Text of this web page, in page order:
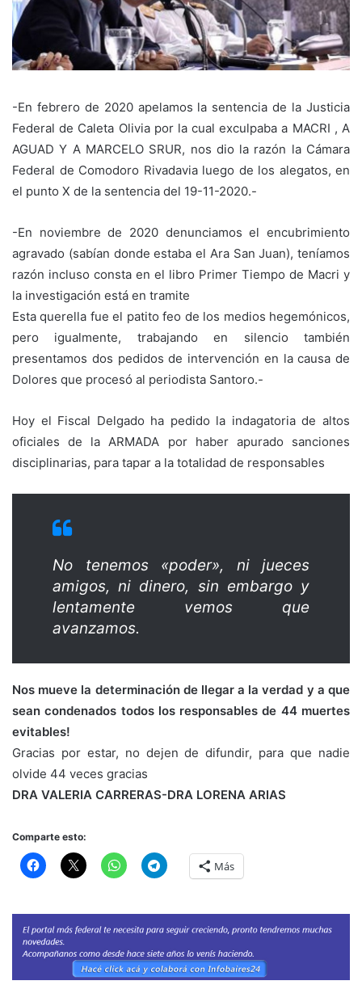
-En febrero de 2020 apelamos la sentencia de la Justicia
Federal de Caleta Olivia por la cual exculpaba a MACRI , A
AGUAD Y A MARCELO SRUR, nos dio la razón la Cámara
Federal de Comodoro Rivadavia luego de los alegatos, en
el punto X de la sentencia del 19-11-2020.-
-En noviembre de 2020 denunciamos el encubrimiento
agravado (sabían donde estaba el Ara San Juan), teníamos
razón incluso consta en el libro Primer Tiempo de Macri y
la investigación está en tramite
Esta querella fue el patito feo de los medios hegemónicos,
pero igualmente, trabajando en silencio también
presentamos dos pedidos de intervención en la causa de
Dolores que procesó al periodista Santoro.-
Hoy el Fiscal Delgado ha pedido la indagatoria de altos
oficiales de la ARMADA por haber apurado sanciones
disciplinarias, para tapar a la totalidad de responsables
No tenemos «poder», ni jueces
amigos, ni dinero, sin embargo y
lentamente vemos que
avanzamos.
Nos mueve la determinación de llegar a la verdad y a que
sean condenados todos los responsables de 44 muertes
evitables!
Gracias por estar, no dejen de difundir, para que nadie
olvide 44 veces gracias
DRA VALERIA CARRERAS-DRA LORENA ARIAS
Comparte esto:
Más